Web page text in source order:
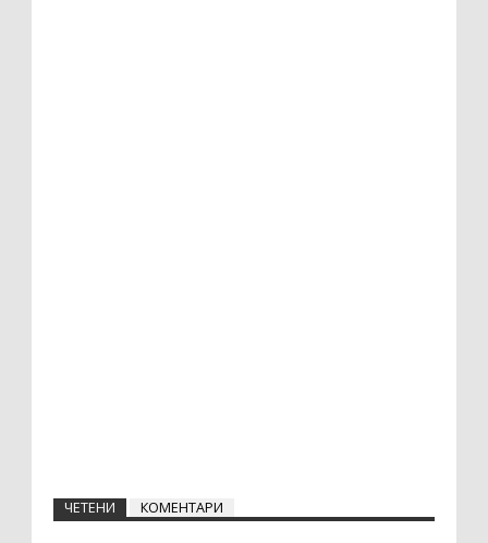
ЧЕТЕНИ КОМЕНТАРИ